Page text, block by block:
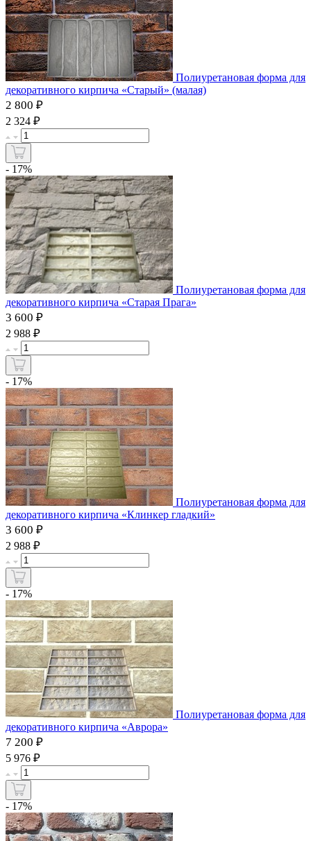
Полиуретановая форма для
декоративного кирпича «Старый» (малая)
2 800 ₽
2 324 ₽
- 17%
Полиуретановая форма для
декоративного кирпича «Старая Прага»
3 600 ₽
2 988 ₽
- 17%
Полиуретановая форма для
декоративного кирпича «Клинкер гладкий»
3 600 ₽
2 988 ₽
- 17%
Полиуретановая форма для
декоративного кирпича «Аврора»
7 200 ₽
5 976 ₽
- 17%